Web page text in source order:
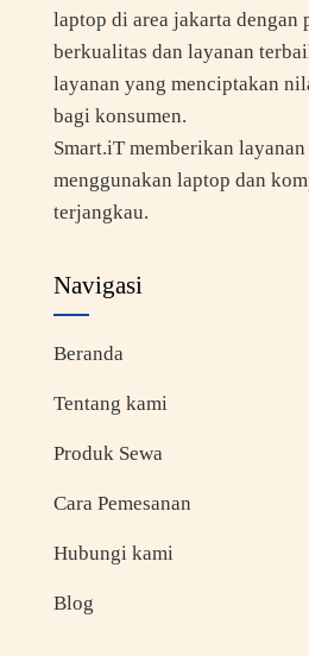
laptop di area jakarta dengan
berkualitas dan layanan
layanan yang menciptakan
bagi konsumen.
Smart.iT memberikan
menggunakan laptop dan
terjangkau.
Navigasi
Beranda
Tentang kami
Produk Sewa
Cara Pemesanan
Hubungi kami
Blog